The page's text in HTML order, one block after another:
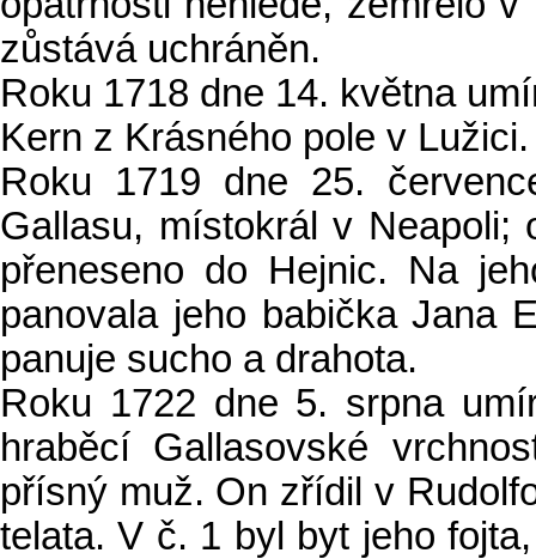
zůstává uchráněn.
Roku 1718 dne 14. května
Kern z Krásného pole v Lužici.
Roku 1719 dne 25.
Gallasu, místokrál v Neapoli;
přeneseno do Hejnic. Na
panovala jeho babička Jana
panuje sucho a drahota.
Roku 1722 dne 5. srpna
hraběcí Gallasovské
přísný muž. On zřídil v
telata. V č. 1 byl byt jeho